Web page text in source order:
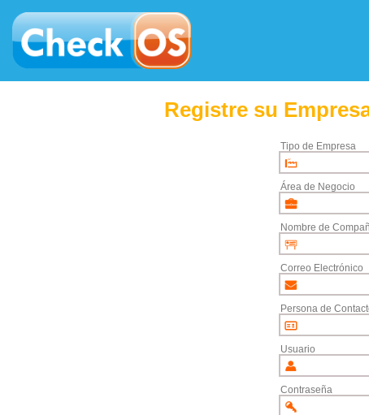
Registre su
Tipo de Empresa
Área de Negocio
Nombre de
Correo Electrónico
Persona de
Usuario
Contraseña